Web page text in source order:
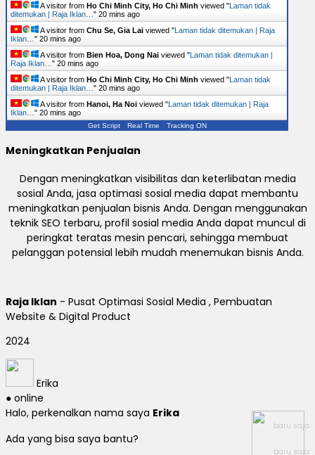
A visitor from Ho Chi Minh City, Ho Chi Minh viewed "Laman tidak
ditemukan | Raja Iklan… " 20 mins ago
A visitor from Chu Se, Gia Lai viewed "Laman tidak ditemukan | Raja
Iklan… " 20 mins ago
A visitor from Bien Hoa, Dong Nai viewed "Laman tidak ditemukan |
Raja Iklan… " 20 mins ago
A visitor from Ho Chi Minh City, Ho Chi Minh viewed "Laman tidak
ditemukan | Raja Iklan… " 20 mins ago
A visitor from Hanoi, Ha Noi viewed "Laman tidak ditemukan | Raja
Iklan… " 20 mins ago
Get Script Real Time Tracking ON
Meningkatkan Penjualan
Dengan meningkatkan visibilitas dan keterlibatan media
sosial Anda, jasa optimasi sosial media dapat membantu
meningkatkan penjualan bisnis Anda. Dengan menggunakan
teknik SEO terbaru, profil sosial media Anda dapat muncul di
peringkat teratas mesin pencari, sehingga membuat
pelanggan potensial lebih mudah menemukan bisnis Anda.
Raja Iklan - Pusat Optimasi Sosial Media , Pembuatan
Website & Digital Product
2024
Erika
● online
Halo, perkenalkan nama saya Erika
baru saja
Ada yang bisa saya bantu?
baru saja